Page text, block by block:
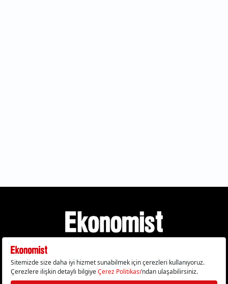
Gizlilik Politikası Çerez Politikası Çerezleri Sıfırla
KVKK Metni Künye İletişim